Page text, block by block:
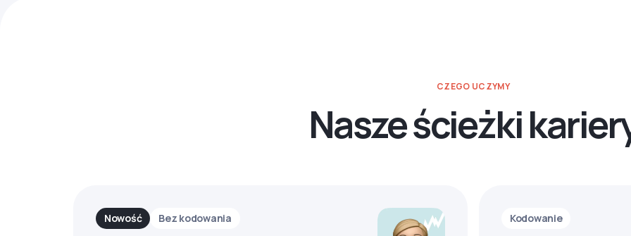
CZEGO UCZYMY
Nasze ścieżki
Nowość Bez kodowania Kodowanie